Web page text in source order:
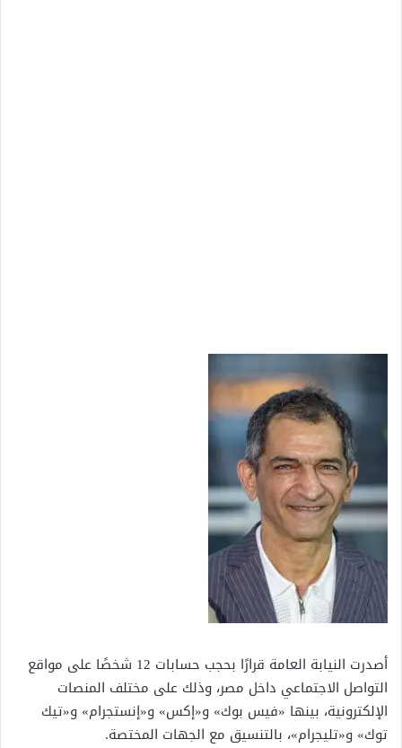
أصدرت النيابة العامة قرارًا بحجب حسابات 12 شخصًا على مواقع
التواصل الاجتماعي داخل مصر، وذلك على مختلف المنصات
الإلكترونية، بينها «فيس بوك» و«إكس» و«إنستجرام» و«تيك
توك» و«تليجرام»، بالتنسيق مع الجهات المختصة.